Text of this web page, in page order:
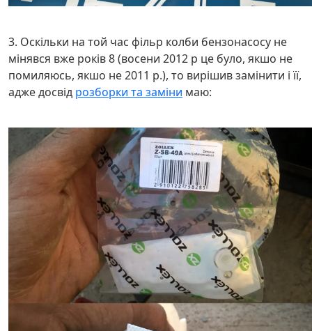
3. Оскільки на той час фільр колби бензонасосу не
мінявся вже років 8 (восени 2012 р це було, якшо не
помиляюсь, якшо не 2011 р.), то вирішив замінити і її,
адже досвід розборки та заміни маю: